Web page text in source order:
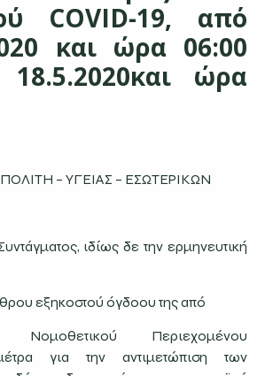
COVID-19, από
και ώρα 06:00
ώρα
– ΥΓΕΙΑΣ – ΕΣΩΤΕΡΙΚΩΝ
ιδίως δε την ερμηνευτική
εξηκοστού όγδοου της από
Νομοθετικού Περιεχομένου
για την αντιμετώπιση των